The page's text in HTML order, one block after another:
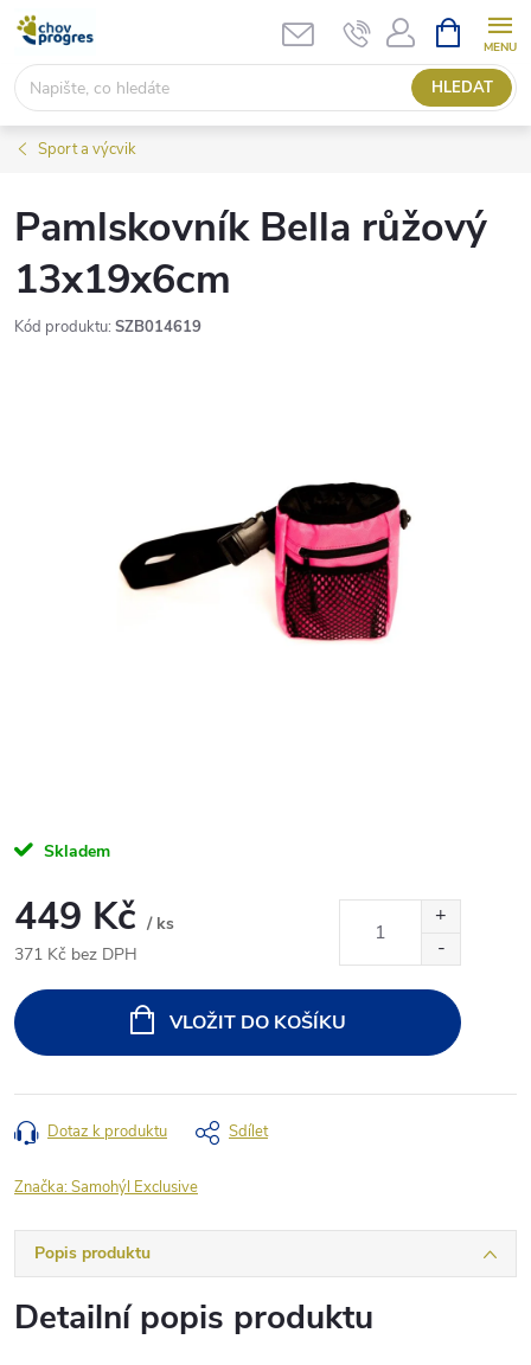
Přejít
obsah
HLEDAT
NÁKUPNÍ
KOŠÍK
Sport a výcvik
Pamlskovník Bella růžový
13x19x6cm
Kód produktu: SZB014619
Skladem
449 Kč / ks
371 Kč bez DPH
cena:
VLOŽIT DO KOŠÍKU
Dotaz k produktu Sdílet
Značka:Samohýl Exclusive
Popis produktu
Detailní popis produktu